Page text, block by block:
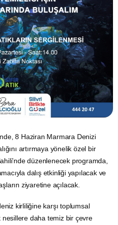
8 Haziran Marmara Denizi
artırmaya yönelik özel bir
düzenlenecek programda,
dalış etkinliği yapılacak ve
ziyaretine açılacak.
kirliliğine karşı toplumsal
nesillere daha temiz bir çevre